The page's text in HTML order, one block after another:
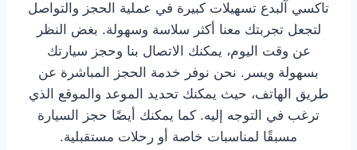
تاكسي آلبدع تسهيلات كبيرة في عملية الحجز والتواصل
لتجعل تجربتك معنا أكثر سلاسة وسهولة. بغض النظر
عن وقت اليوم، يمكنك الاتصال بنا وحجز سيارتك
بسهولة ويسر. نحن نوفر خدمة الحجز المباشرة عن
طريق الهاتف، حيث يمكنك تحديد الموعد والموقع الذي
ترغب في التوجه إليه. كما يمكنك أيضًا حجز السيارة
مسبقًا لمناسبات خاصة أو رحلات مستقبلية.